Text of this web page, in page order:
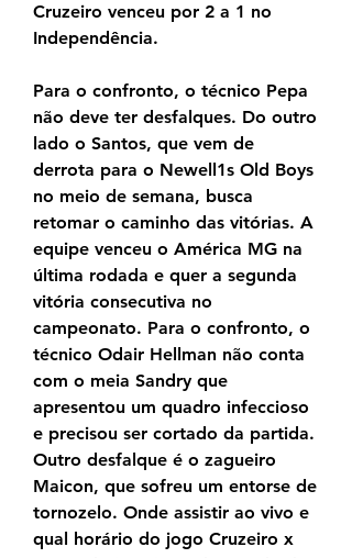
Cruzeiro venceu por 2 a 1 no
Independência.
Para o confronto, o técnico Pepa
não deve ter desfalques. Do outro
lado o Santos, que vem de
derrota para o Newell1s Old Boys
no meio de semana, busca
retomar o caminho das vitórias. A
equipe venceu o América MG na
última rodada e quer a segunda
vitória consecutiva no
campeonato. Para o confronto, o
técnico Odair Hellman não conta
com o meia Sandry que
apresentou um quadro infeccioso
e precisou ser cortado da partida.
Outro desfalque é o zagueiro
Maicon, que sofreu um entorse de
tornozelo. Onde assistir ao vivo e
qual horário do jogo Cruzeiro x